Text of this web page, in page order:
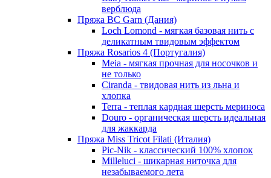
верблюда
Пряжа BC Garn (Дания)
Loch Lomond - мягкая базовая нить с
деликатным твидовым эффектом
Пряжа Rosarios 4 (Португалия)
Meia - мягкая прочная для носочков и
не только
Ciranda - твидовая нить из льна и
хлопка
Terra - теплая кардная шерсть мериноса
Douro - органическая шерсть идеальная
для жаккарда
Пряжа Miss Tricot Filati (Италия)
Pic-Nik - классический 100% хлопок
Milleluci - шикарная ниточка для
незабываемого лета